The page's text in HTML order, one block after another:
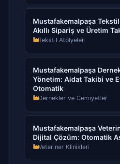
Mustafakemalpaşa
Akıllı Sipariş ve Üretim
Tekstil Atölyeleri
Mustafakemalpaşa
Yönetim: Aidat Takibi ve
Otomatik
Dernekler ve Cemiyetler
Mustafakemalpaşa
Dijital Çözüm: Otomatik
Veteriner Klinikleri